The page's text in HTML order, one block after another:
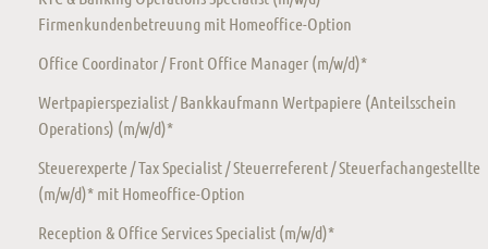
Firmenkundenbetreuung mit Homeoffice-Option
Office Coordinator / Front Office Manager (m/w/d)*
Wertpapierspezialist / Bankkaufmann Wertpapiere (Anteilsschein
Operations) (m/w/d)*
Steuerexperte / Tax Specialist / Steuerreferent / Steuerfachangestellte
(m/w/d)* mit Homeoffice-Option
Reception & Office Services Specialist (m/w/d)*